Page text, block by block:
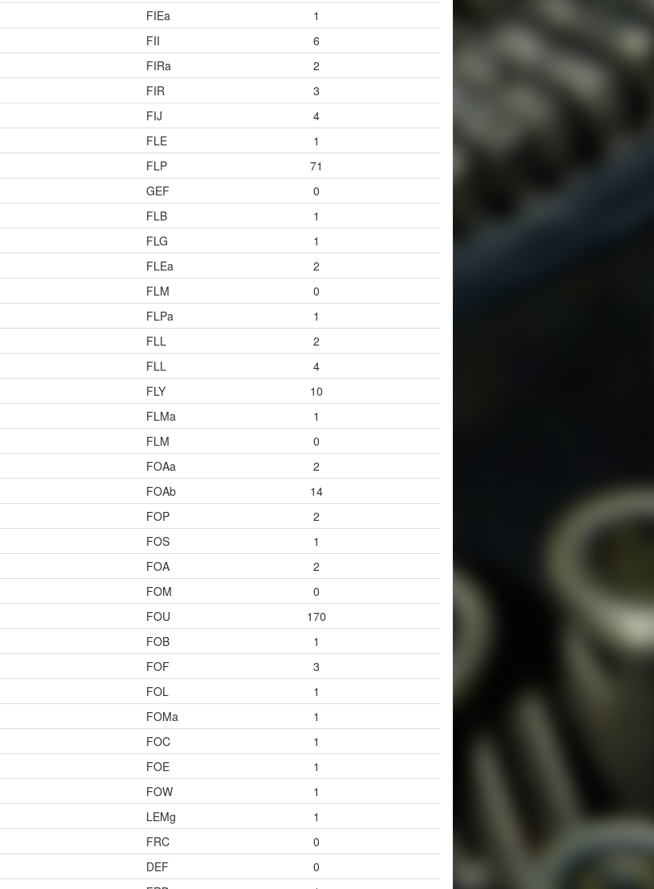
FIEa
1
FII
6
FIRa
2
FIR
3
FIJ
4
FLE
1
FLP
71
GEF
0
FLB
1
FLG
1
FLEa
2
FLM
0
FLPa
1
FLL
2
FLL
4
FLY
10
FLMa
1
FLM
0
FOAa
2
FOAb
14
FOP
2
FOS
1
FOA
2
FOM
0
FOU
170
FOB
1
FOF
3
FOL
1
FOMa
1
FOC
1
FOE
1
FOW
1
LEMg
1
FRC
0
DEF
0